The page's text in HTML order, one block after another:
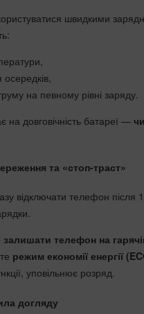
швидкими
на певному рівні заряду.
довговічність батареї —
та «стоп-траст»
відключати телефон
залишати телефон на
режим економії енергії
уповільнює розряд.
догляду